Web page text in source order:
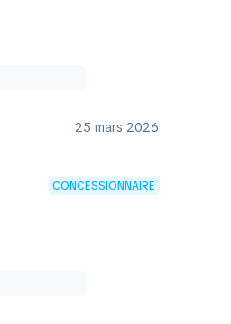
25 mars 2026
CONCESSIONNAIRE